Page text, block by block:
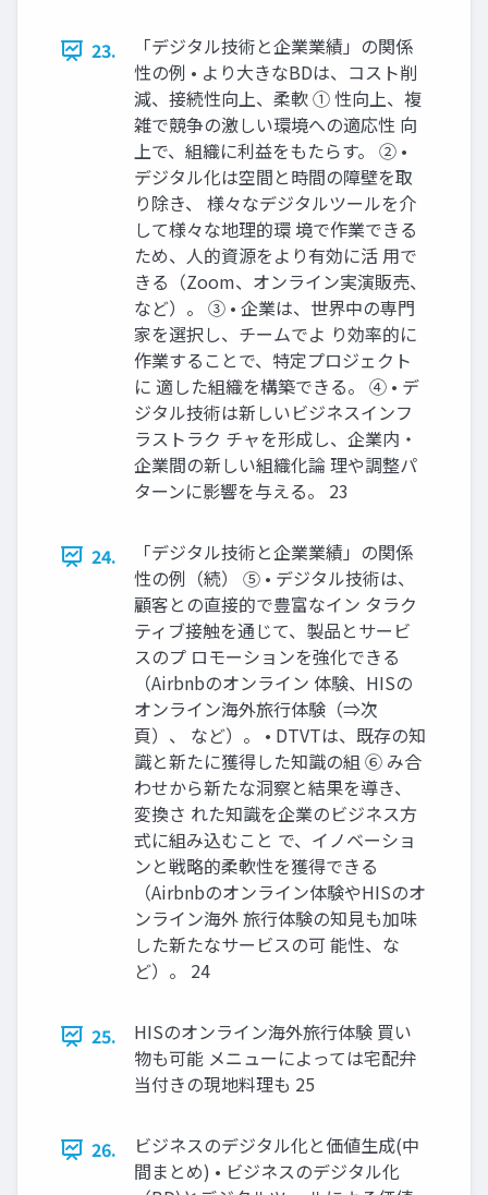
23.
「デジタル技術と企業業績」の関係
性の例 • より大きなBDは、コスト削
減、接続性向上、柔軟 ① 性向上、複
雑で競争の激しい環境への適応性 向
上で、組織に利益をもたらす。 ② •
デジタル化は空間と時間の障壁を取
り除き、 様々なデジタルツールを介
して様々な地理的環 境で作業できる
ため、人的資源をより有効に活 用で
きる（Zoom、オンライン実演販売、
など）。 ③ • 企業は、世界中の専門
家を選択し、チームでよ り効率的に
作業することで、特定プロジェクト
に 適した組織を構築できる。 ④ • デ
ジタル技術は新しいビジネスインフ
ラストラク チャを形成し、企業内・
企業間の新しい組織化論 理や調整パ
ターンに影響を与える。 23
24.
「デジタル技術と企業業績」の関係
性の例（続） ⑤ • デジタル技術は、
顧客との直接的で豊富なイン タラク
ティブ接触を通じて、製品とサービ
スのプ ロモーションを強化できる
（Airbnbのオンライン 体験、HISの
オンライン海外旅行体験（⇒次
頁）、 など）。 • DTVTは、既存の知
識と新たに獲得した知識の組 ⑥ み合
わせから新たな洞察と結果を導き、
変換さ れた知識を企業のビジネス方
式に組み込むこと で、イノベーショ
ンと戦略的柔軟性を獲得できる
（Airbnbのオンライン体験やHISのオ
ンライン海外 旅行体験の知見も加味
した新たなサービスの可 能性、な
ど）。 24
25.
HISのオンライン海外旅行体験 買い
物も可能 メニューによっては宅配弁
当付きの現地料理も 25
26.
ビジネスのデジタル化と価値生成(中
間まとめ) • ビジネスのデジタル化